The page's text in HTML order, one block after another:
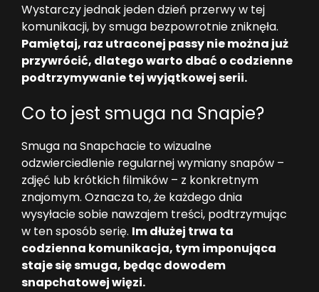
Wystarczy jednak jeden dzień przerwy w tej
komunikacji, by smuga bezpowrotnie zniknęła.
Pamiętaj, raz utraconej passy nie można już
przywrócić, dlatego warto dbać o codzienne
podtrzymywanie tej wyjątkowej serii.
Co to jest smuga na Snapie?
Smuga na Snapchacie to wizualne
odzwierciedlenie regularnej wymiany snapów –
zdjęć lub krótkich filmików – z konkretnym
znajomym. Oznacza to, że każdego dnia
wysyłacie sobie nawzajem treści, podtrzymując
w ten sposób serię. Im dłużej trwa ta
codzienna komunikacja, tym imponująca
staje się smuga, będąc dowodem
snapchatowej więzi.